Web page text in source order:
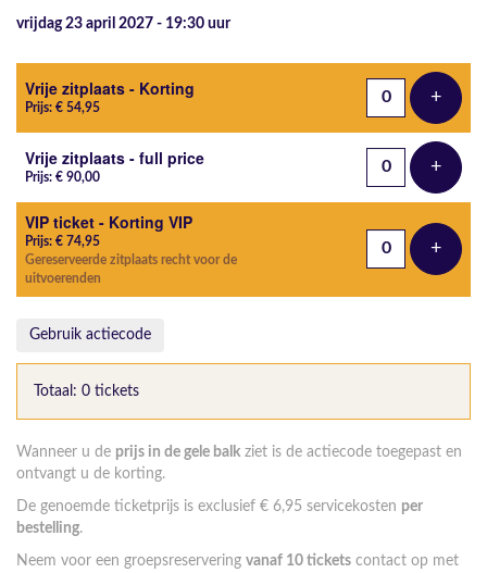
vrijdag 23 april 2027 - 19:30 uur
Aantal tickets
Vrije zitplaats - Korting
Prijs: € 54,95 +Voeg
Vrije zitplaats - full price
Prijs: € 90,00 +Voeg
VIP ticket - Korting VIP
Prijs: € 74,95
Gereserveerde zitplaats recht voor de
uitvoerenden
+Voeg
Gebruik actiecode
Totaal: 0 tickets
Wanneer u de prijs in de gele balk ziet is de actiecode toegepast en
ontvangt u de korting.
De genoemde ticketprijs is exclusief € 6,95 servicekosten per
bestelling.
Neem voor een groepsreservering vanaf 10 tickets contact op met